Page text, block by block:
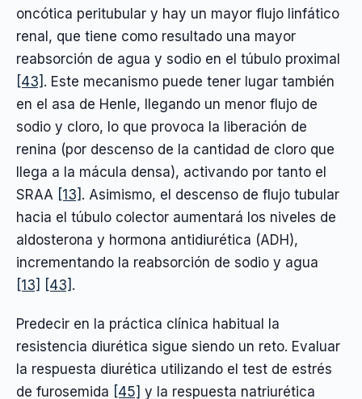
oncótica peritubular y hay un mayor flujo linfático
renal, que tiene como resultado una mayor
reabsorción de agua y sodio en el túbulo proximal
[43] . Este mecanismo puede tener lugar también
en el asa de Henle, llegando un menor flujo de
sodio y cloro, lo que provoca la liberación de
renina (por descenso de la cantidad de cloro que
llega a la mácula densa), activando por tanto el
SRAA [13] . Asimismo, el descenso de flujo tubular
hacia el túbulo colector aumentará los niveles de
aldosterona y hormona antidiurética (ADH),
incrementando la reabsorción de sodio y agua
[13] [43] .
Predecir en la práctica clínica habitual la
resistencia diurética sigue siendo un reto. Evaluar
la respuesta diurética utilizando el test de estrés
de furosemida [45] y la respuesta natriurética